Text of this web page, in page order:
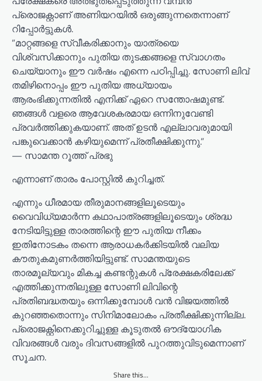
പ്രൊജക്റ്റാണ് അണിയറയിൽ ഒരുങ്ങുന്നതെന്നാണ്
റിപ്പോർട്ടുകൾ.
​”മാറ്റങ്ങളെ സ്വീകരിക്കാനും യാത്രയെ
വിശ്വസിക്കാനും പുതിയ തുടക്കങ്ങളെ സ്വാഗതം
ചെയ്യാനും ഈ വർഷം എന്നെ പഠിപ്പിച്ചു. സോണി ലിവ്
തമിഴിനൊപ്പം ഈ പുതിയ അധ്യായം
ആരംഭിക്കുന്നതിൽ എനിക്ക് ഏറെ സന്തോഷമുണ്ട്.
ഞങ്ങൾ വളരെ ആവേശകരമായ ഒന്നിനുവേണ്ടി
പ്രവർത്തിക്കുകയാണ്. അത് ഉടൻ എല്ലാവരുമായി
പങ്കുവെക്കാൻ കഴിയുമെന്ന് പ്രതീക്ഷിക്കുന്നു.”
— സാമന്ത റൂത്ത് പ്രഭു
എന്നാണ് താരം പോസ്റ്റിൽ കുറിച്ചത്.
​എന്നും ധീരമായ തീരുമാനങ്ങളിലൂടെയും
വൈവിധ്യമാർന്ന കഥാപാത്രങ്ങളിലൂടെയും ശ്രദ്ധ
നേടിയിട്ടുള്ള താരത്തിന്റെ ഈ പുതിയ നീക്കം
ഇതിനോടകം തന്നെ ആരാധകർക്കിടയിൽ വലിയ
കൗതുകമുണർത്തിയിട്ടുണ്ട്. സാമന്തയുടെ
താരമൂല്യവും മികച്ച കണ്ടന്റുകൾ പ്രേക്ഷകരിലേക്ക്
എത്തിക്കുന്നതിലുള്ള സോണി ലിവിന്റെ
പ്രതിബദ്ധതയും ഒന്നിക്കുമ്പോൾ വൻ വിജയത്തിൽ
കുറഞ്ഞതൊന്നും സിനിമാലോകം പ്രതീക്ഷിക്കുന്നില്ല.
പ്രൊജക്റ്റിനെക്കുറിച്ചുള്ള കൂടുതൽ ഔദ്യോഗിക
വിവരങ്ങൾ വരും ദിവസങ്ങളിൽ പുറത്തുവിടുമെന്നാണ്
സൂചന.
Share this...